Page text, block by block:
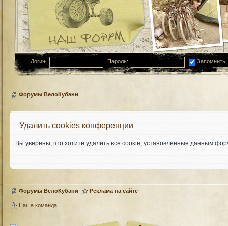
Логин: Пароль: Запомнить
Форумы ВелоКубани
Удалить cookies конференции
Вы уверены, что хотите удалить все cookie, установленные данным
Форумы ВелоКубани Реклама на сайте
Наша команда